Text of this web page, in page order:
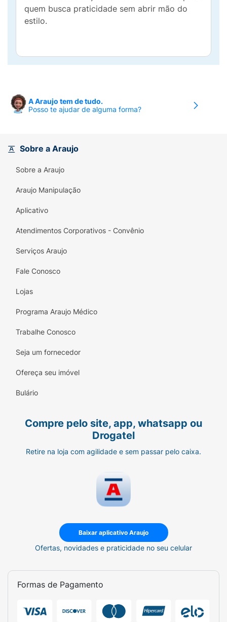
quem busca praticidade sem abrir mão do
estilo.
A Araujo tem de tudo.
Posso te ajudar de alguma forma?
Sobre a Araujo
Sobre a Araujo
Araujo Manipulação
Aplicativo
Atendimentos Corporativos - Convênio
Serviços Araujo
Fale Conosco
Lojas
Programa Araujo Médico
Trabalhe Conosco
Seja um fornecedor
Ofereça seu imóvel
Bulário
Compre pelo site, app, whatsapp ou
Drogatel
Retire na loja com agilidade e sem passar pelo caixa.
Baixar aplicativo Araujo
Ofertas, novidades e praticidade no seu celular
Formas de Pagamento